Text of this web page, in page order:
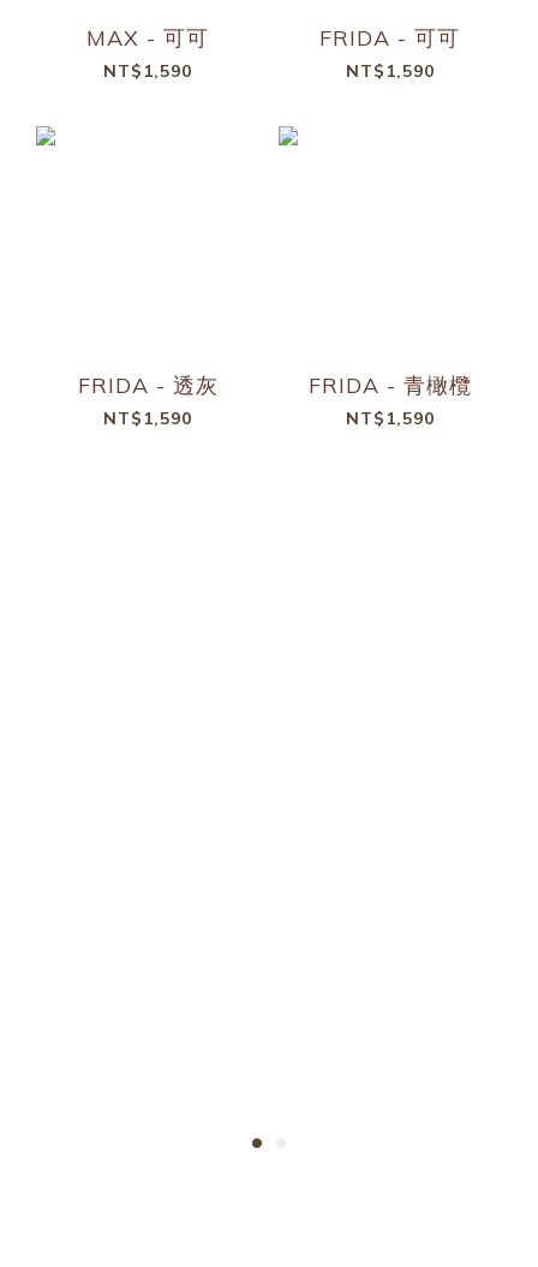
MAX - 可可
NT$1,590
FRIDA - 可可
NT$1,590
FRIDA - 透灰
NT$1,590
FRIDA - 青橄欖
NT$1,590